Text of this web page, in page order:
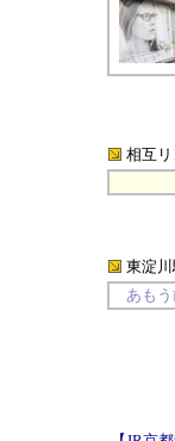
相互リ
東淀
あも